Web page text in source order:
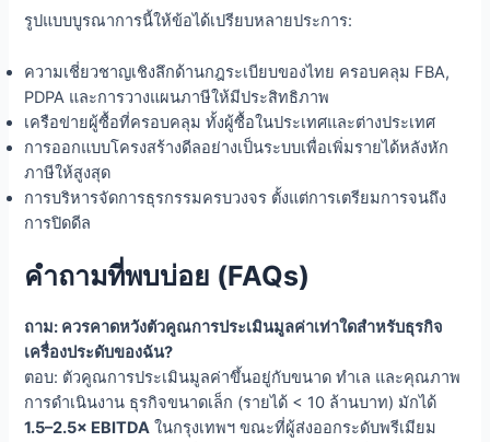
รูปแบบบูรณาการนี้ให้ข้อได้เปรียบหลายประการ:
ความเชี่ยวชาญเชิงลึกด้านกฎระเบียบของไทย ครอบคลุม FBA,
PDPA และการวางแผนภาษีให้มีประสิทธิภาพ
เครือข่ายผู้ซื้อที่ครอบคลุม ทั้งผู้ซื้อในประเทศและต่างประเทศ
การออกแบบโครงสร้างดีลอย่างเป็นระบบเพื่อเพิ่มรายได้หลังหัก
ภาษีให้สูงสุด
การบริหารจัดการธุรกรรมครบวงจร ตั้งแต่การเตรียมการจนถึง
การปิดดีล
คำถามที่พบบ่อย (FAQs)
ถาม: ควรคาดหวังตัวคูณการประเมินมูลค่าเท่าใดสำหรับธุรกิจ
เครื่องประดับของฉัน?
ตอบ: ตัวคูณการประเมินมูลค่าขึ้นอยู่กับขนาด ทำเล และคุณภาพ
การดำเนินงาน ธุรกิจขนาดเล็ก (รายได้ < 10 ล้านบาท) มักได้
1.5–2.5× EBITDA ในกรุงเทพฯ ขณะที่ผู้ส่งออกระดับพรีเมียม